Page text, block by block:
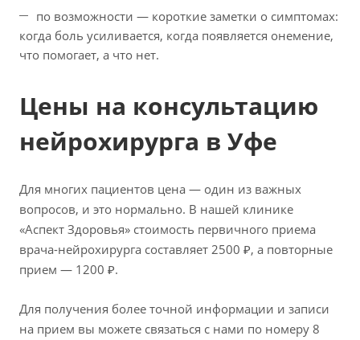
по возможности — короткие заметки о симптомах:
когда боль усиливается, когда появляется онемение,
что помогает, а что нет.
Цены на консультацию
нейрохирурга в Уфе
Для многих пациентов цена — один из важных
вопросов, и это нормально. В нашей клинике
«Аспект Здоровья» стоимость первичного приема
врача-нейрохирурга составляет 2500 ₽, а повторные
прием — 1200 ₽.
Для получения более точной информации и записи
на прием вы можете связаться с нами по номеру 8